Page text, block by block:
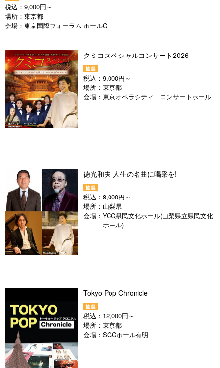
税込： 9,000円～
場所： 東京都
会場： 東京国際フォーラム ホールC
クミコスペシャルコンサート2026
税込： 9,000円～
場所： 東京都
会場： 東京オペラシティ コンサートホール
徳光和夫 人生の名曲に喝采を!
税込： 8,000円～
場所： 山梨県
会場： YCC県民文化ホール(山梨県立県民文化
ホール)
Tokyo Pop Chronicle
税込： 12,000円～
場所： 東京都
会場： SGCホール有明